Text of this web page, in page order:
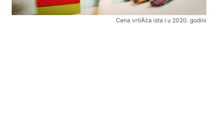
Cena vrtiÄ‡a ista i u 2020. godini